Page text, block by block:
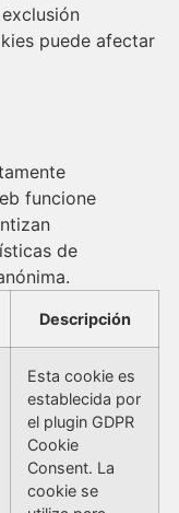
puede afectar
funcione
de
Descripción
Esta cookie es
establecida por
el plugin GDPR
Cookie
Consent. La
cookie se